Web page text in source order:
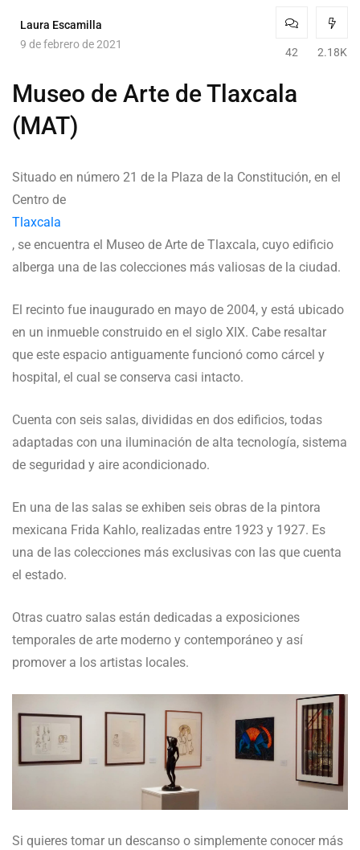
Laura Escamilla
9 de febrero de 2021
42 2.18K
Museo de Arte de Tlaxcala
(MAT)
Situado en número 21 de la Plaza de la Constitución, en el
Centro de
Tlaxcala
, se encuentra el Museo de Arte de Tlaxcala, cuyo edificio
alberga una de las colecciones más valiosas de la ciudad.
El recinto fue inaugurado en mayo de 2004, y está ubicado
en un inmueble construido en el siglo XIX. Cabe resaltar
que este espacio antiguamente funcionó como cárcel y
hospital, el cual se conserva casi intacto.
Cuenta con seis salas, divididas en dos edificios, todas
adaptadas con una iluminación de alta tecnología, sistema
de seguridad y aire acondicionado.
En una de las salas se exhiben seis obras de la pintora
mexicana Frida Kahlo, realizadas entre 1923 y 1927. Es
una de las colecciones más exclusivas con las que cuenta
el estado.
Otras cuatro salas están dedicadas a exposiciones
temporales de arte moderno y contemporáneo y así
promover a los artistas locales.
Si quieres tomar un descanso o simplemente conocer más